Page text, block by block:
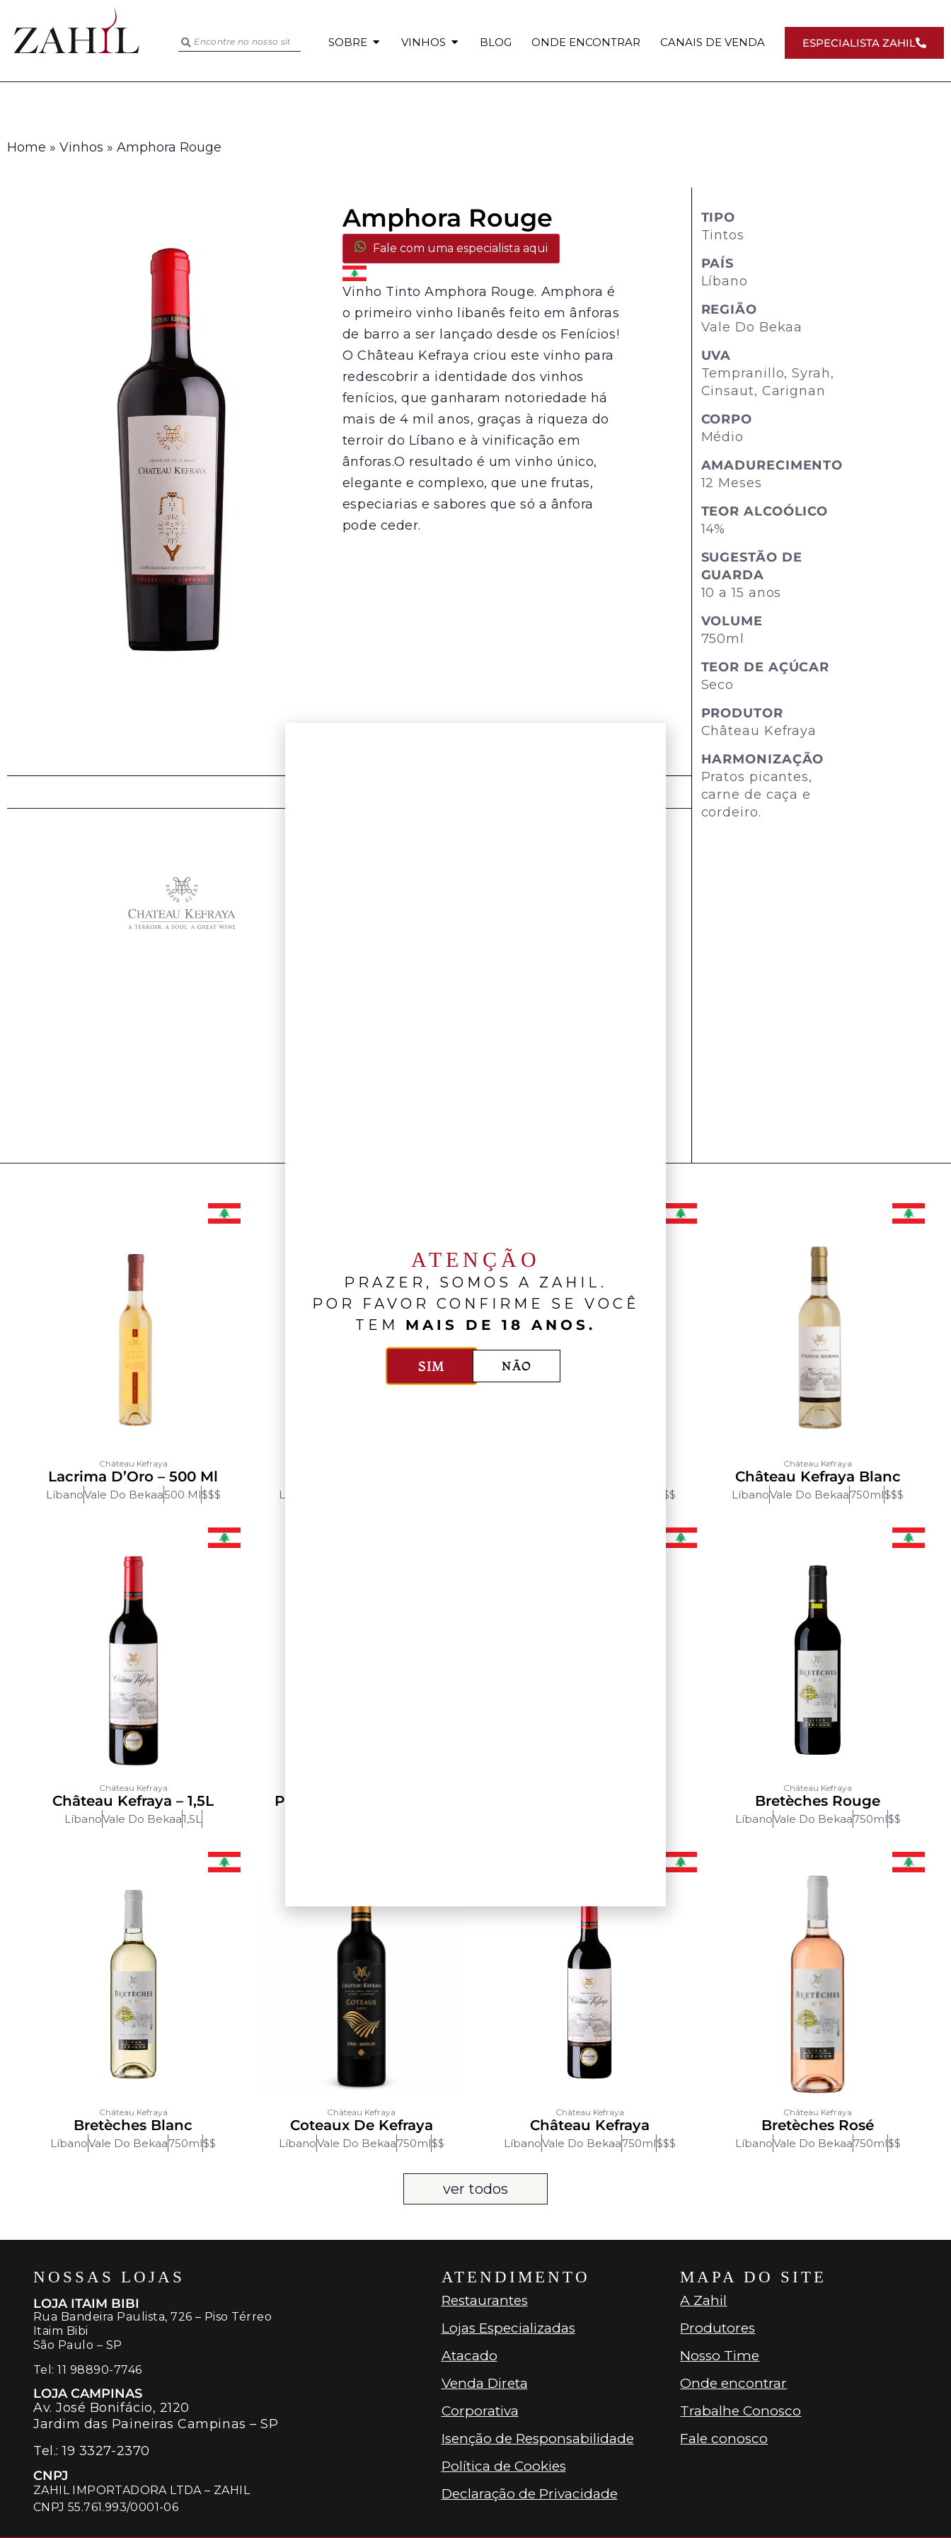
SOBRE VINHOS BLOG ONDE ENCONTRAR CANAIS DE VENDA ESPECIALISTA ZAHIL
Home » Vinhos » Amphora Rouge
Amphora Rouge
Fale com uma especialista aqui
Vinho Tinto Amphora Rouge. Amphora é
o primeiro vinho libanês feito em ânforas
de barro a ser lançado desde os Fenícios!
O Château Kefraya criou este vinho para
redescobrir a identidade dos vinhos
fenícios, que ganharam notoriedade há
mais de 4 mil anos, graças à riqueza do
terroir do Líbano e à vinificação em
ânforas.O resultado é um vinho único,
elegante e complexo, que une frutas,
especiarias e sabores que só a ânfora
pode ceder.
TIPO
Tintos
PAÍS
Líbano
REGIÃO
Vale Do Bekaa
UVA
Tempranillo, Syrah,
Cinsaut, Carignan
CORPO
Médio
AMADURECIMENTO
12 Meses
TEOR ALCOÓLICO
14%
SUGESTÃO DE
GUARDA
10 a 15 anos
VOLUME
750ml
TEOR DE AÇÚCAR
Seco
PRODUTOR
Château Kefraya
HARMONIZAÇÃO
Pratos picantes,
carne de caça e
cordeiro.
Château Kefraya
Lacrima D’Oro – 500 Ml
LíbanoVale Do Bekaa500 Ml$$$ Líbano $$$
Château Kefraya
Château Kefraya Blanc
LíbanoVale Do Bekaa750ml$$$
Château Kefraya
Château Kefraya – 1,5L
LíbanoVale Do Bekaa1,5L
Phoenician Gate Rouge
Château Kefraya
Bretèches Rouge
LíbanoVale Do Bekaa750ml$$
Château Kefraya
Bretèches Blanc
LíbanoVale Do Bekaa750ml$$
Château Kefraya
Coteaux De Kefraya
LíbanoVale Do Bekaa750ml$$
Château Kefraya
Château Kefraya
LíbanoVale Do Bekaa750ml$$$
Château Kefraya
Bretèches Rosé
LíbanoVale Do Bekaa750ml$$
ver todos
NOSSAS LOJAS
LOJA ITAIM BIBI
Rua Bandeira Paulista, 726 – Piso Térreo
Itaim Bibi
São Paulo – SP
Tel:11 98890-7746
LOJA CAMPINAS
Av. José Bonifácio, 2120
Jardim das Paineiras Campinas – SP
Tel.:19 3327-2370
CNPJ
ZAHIL IMPORTADORA LTDA – ZAHIL
CNPJ 55.761.993/0001-06
ATENDIMENTO
Restaurantes
Lojas Especializadas
Atacado
Venda Direta
Corporativa
Isenção de Responsabilidade
Política de Cookies
Declaração de Privacidade
MAPA DO SITE
A Zahil
Produtores
Nosso Time
Onde encontrar
Trabalhe Conosco
Fale conosco
ATENÇÃO
PRAZER, SOMOS A ZAHIL.
POR FAVOR CONFIRME SE VOCÊ
TEM MAIS DE 18 ANOS.
SIM NÃO